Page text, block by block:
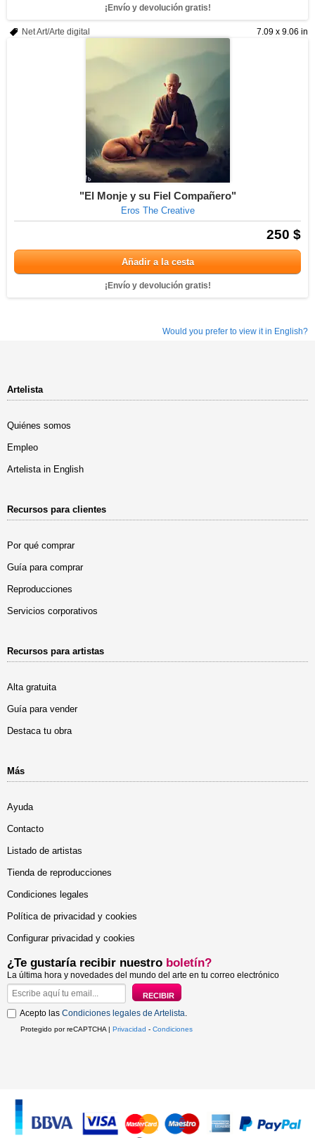
¡Envío y devolución gratis!
7.09 x 9.06 in
Net Art/Arte digital
"El Monje y su Fiel Compañero"
Eros The Creative
250 $
Añadir a la cesta
¡Envío y devolución gratis!
Would you prefer to view it in English?
Artelista
Quiénes somos
Empleo
Artelista in English
Recursos para clientes
Por qué comprar
Guía para comprar
Reproducciones
Servicios corporativos
Recursos para artistas
Alta gratuita
Guía para vender
Destaca tu obra
Más
Ayuda
Contacto
Listado de artistas
Tienda de reproducciones
Condiciones legales
Política de privacidad y cookies
Configurar privacidad y cookies
¿Te gustaría recibir nuestro boletín?
La última hora y novedades del mundo del arte en tu correo electrónico
Acepto las Condiciones legales de Artelista.
Protegido por reCAPTCHA | Privacidad - Condiciones